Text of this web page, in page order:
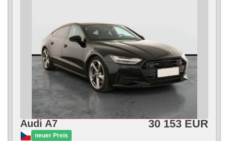
Audi A7
neuer Preis
30 153 EUR